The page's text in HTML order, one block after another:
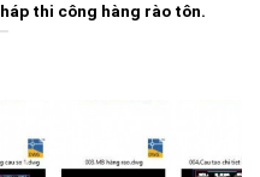
thi công hàng rào tôn.